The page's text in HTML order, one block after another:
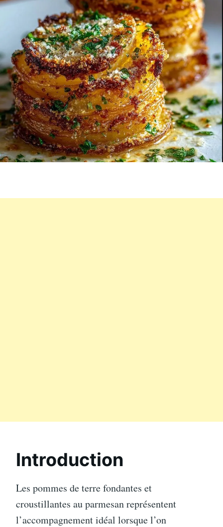
Introduction
Les pommes de terre fondantes et
croustillantes au parmesan représentent
l’accompagnement idéal lorsque l’on